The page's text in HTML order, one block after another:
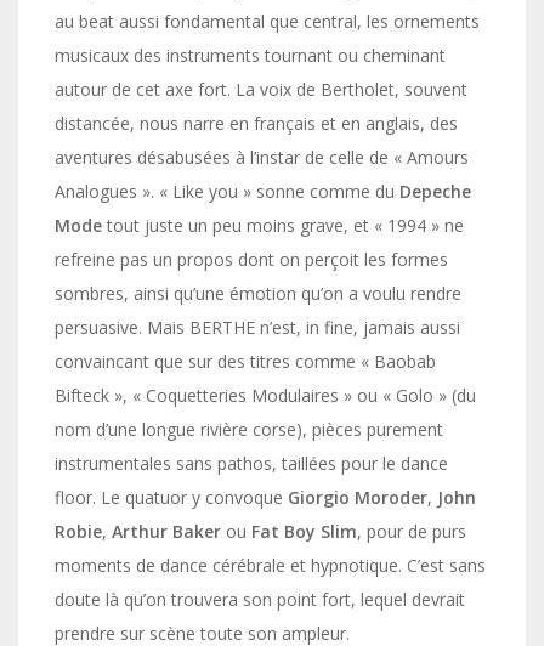
au beat aussi fondamental que central, les ornements
musicaux des instruments tournant ou cheminant
autour de cet axe fort. La voix de Bertholet, souvent
distancée, nous narre en français et en anglais, des
aventures désabusées à l’instar de celle de « Amours
Analogues ». « Like you » sonne comme du Depeche
Modetout juste un peu moins grave, et « 1994 » ne
refreine pas un propos dont on perçoit les formes
sombres, ainsi qu’une émotion qu’on a voulu rendre
persuasive. Mais BERTHE n’est, in fine, jamais aussi
convaincant que sur des titres comme « Baobab
Bifteck », « Coquetteries Modulaires » ou « Golo » (du
nom d’une longue rivière corse), pièces purement
instrumentales sans pathos, taillées pour le dance
floor. Le quatuor y convoque Giorgio Moroder, John
Robie, Arthur Baker ou Fat Boy Slim, pour de purs
moments de dance cérébrale et hypnotique. C’est sans
doute là qu’on trouvera son point fort, lequel devrait
prendre sur scène toute son ampleur.